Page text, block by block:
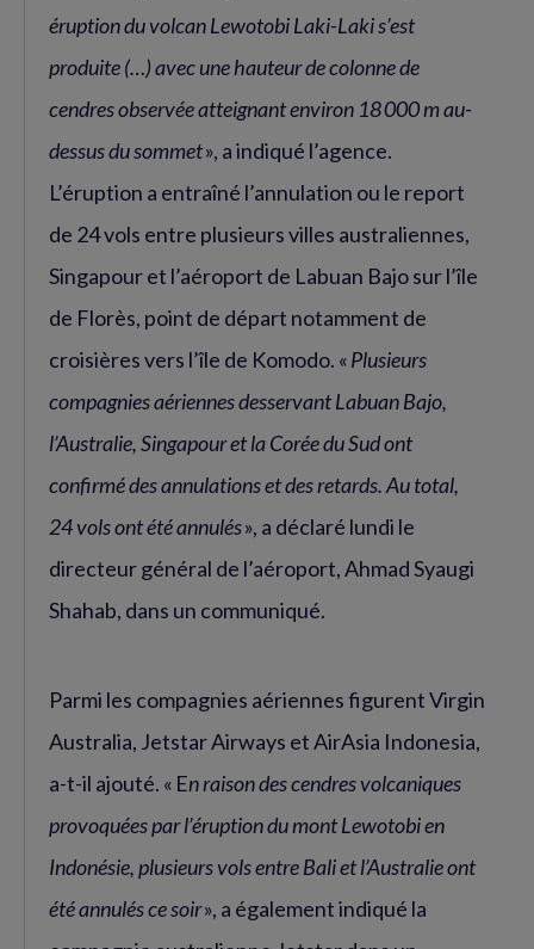
éruption du volcan Lewotobi Laki-Laki s’est
produite (…) avec une hauteur de colonne de
cendres observée atteignant environ 18 000 m au-
dessus du sommet», a indiqué l’agence.
L’éruption a entraîné l’annulation ou le report
de 24 vols entre plusieurs villes australiennes,
Singapour et l’aéroport de Labuan Bajo sur l’île
de Florès, point de départ notamment de
croisières vers l’île de Komodo. «Plusieurs
compagnies aériennes desservant Labuan Bajo,
l’Australie, Singapour et la Corée du Sud ont
confirmé des annulations et des retards. Au total,
24 vols ont été annulés», a déclaré lundi le
directeur général de l’aéroport, Ahmad Syaugi
Shahab, dans un communiqué.
Parmi les compagnies aériennes figurent Virgin
Australia, Jetstar Airways et AirAsia Indonesia,
a-t-il ajouté. « En raison des cendres volcaniques
provoquées par l’éruption du mont Lewotobi en
Indonésie, plusieurs vols entre Bali et l’Australie ont
été annulés ce soir», a également indiqué la